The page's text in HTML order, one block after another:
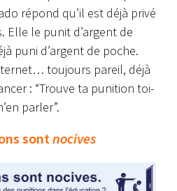
répond qu’il est déjà privé
Elle le punit d’argent de
puni d’argent de poche.
toujours pareil, déjà
: “Trouve ta punition toi-
parler”.
sontnocives